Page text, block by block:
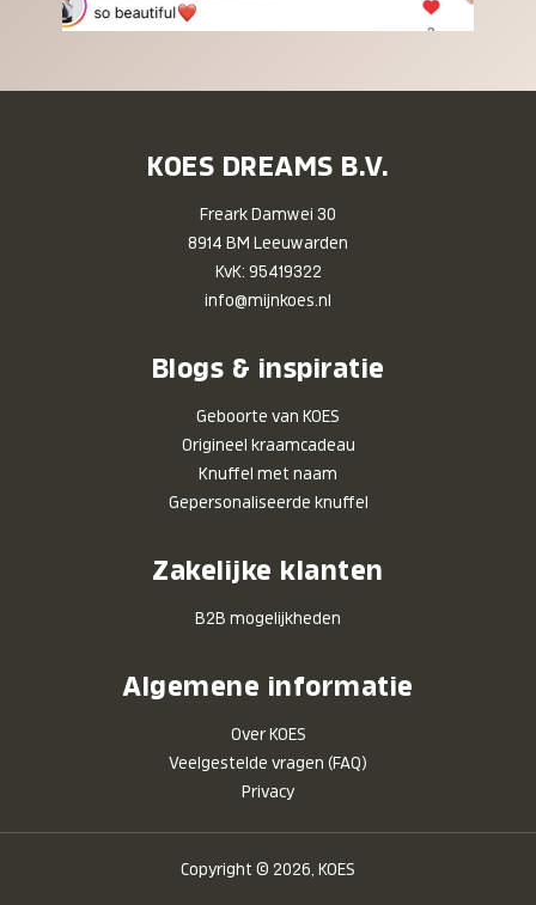
KOES DREAMS B.V.
Freark Damwei 30
8914 BM Leeuwarden
KvK: 95419322
info@mijnkoes.nl
Blogs & inspiratie
Geboorte van KOES
Origineel kraamcadeau
Knuffel met naam
Gepersonaliseerde knuffel
Zakelijke klanten
B2B mogelijkheden
Algemene informatie
Over KOES
Veelgestelde vragen (FAQ)
Privacy
Copyright © 2026, KOES